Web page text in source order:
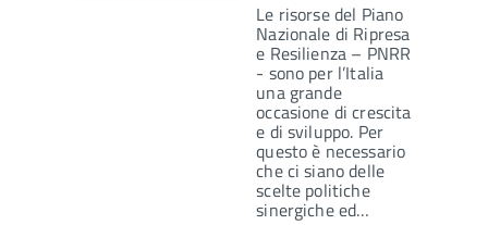
Le risorse del Piano
Nazionale di Ripresa
e Resilienza – PNRR
- sono per l’Italia
una grande
occasione di crescita
e di sviluppo. Per
questo è necessario
che ci siano delle
scelte politiche
sinergiche ed…